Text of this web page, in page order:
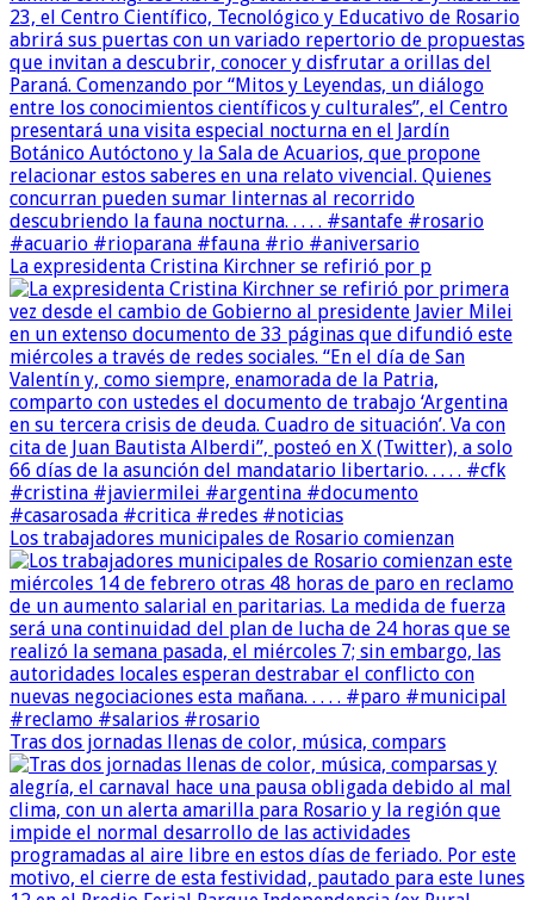
La expresidenta Cristina Kirchner se refirió por p
Los trabajadores municipales de Rosario comienzan
Tras dos jornadas llenas de color, música, compars